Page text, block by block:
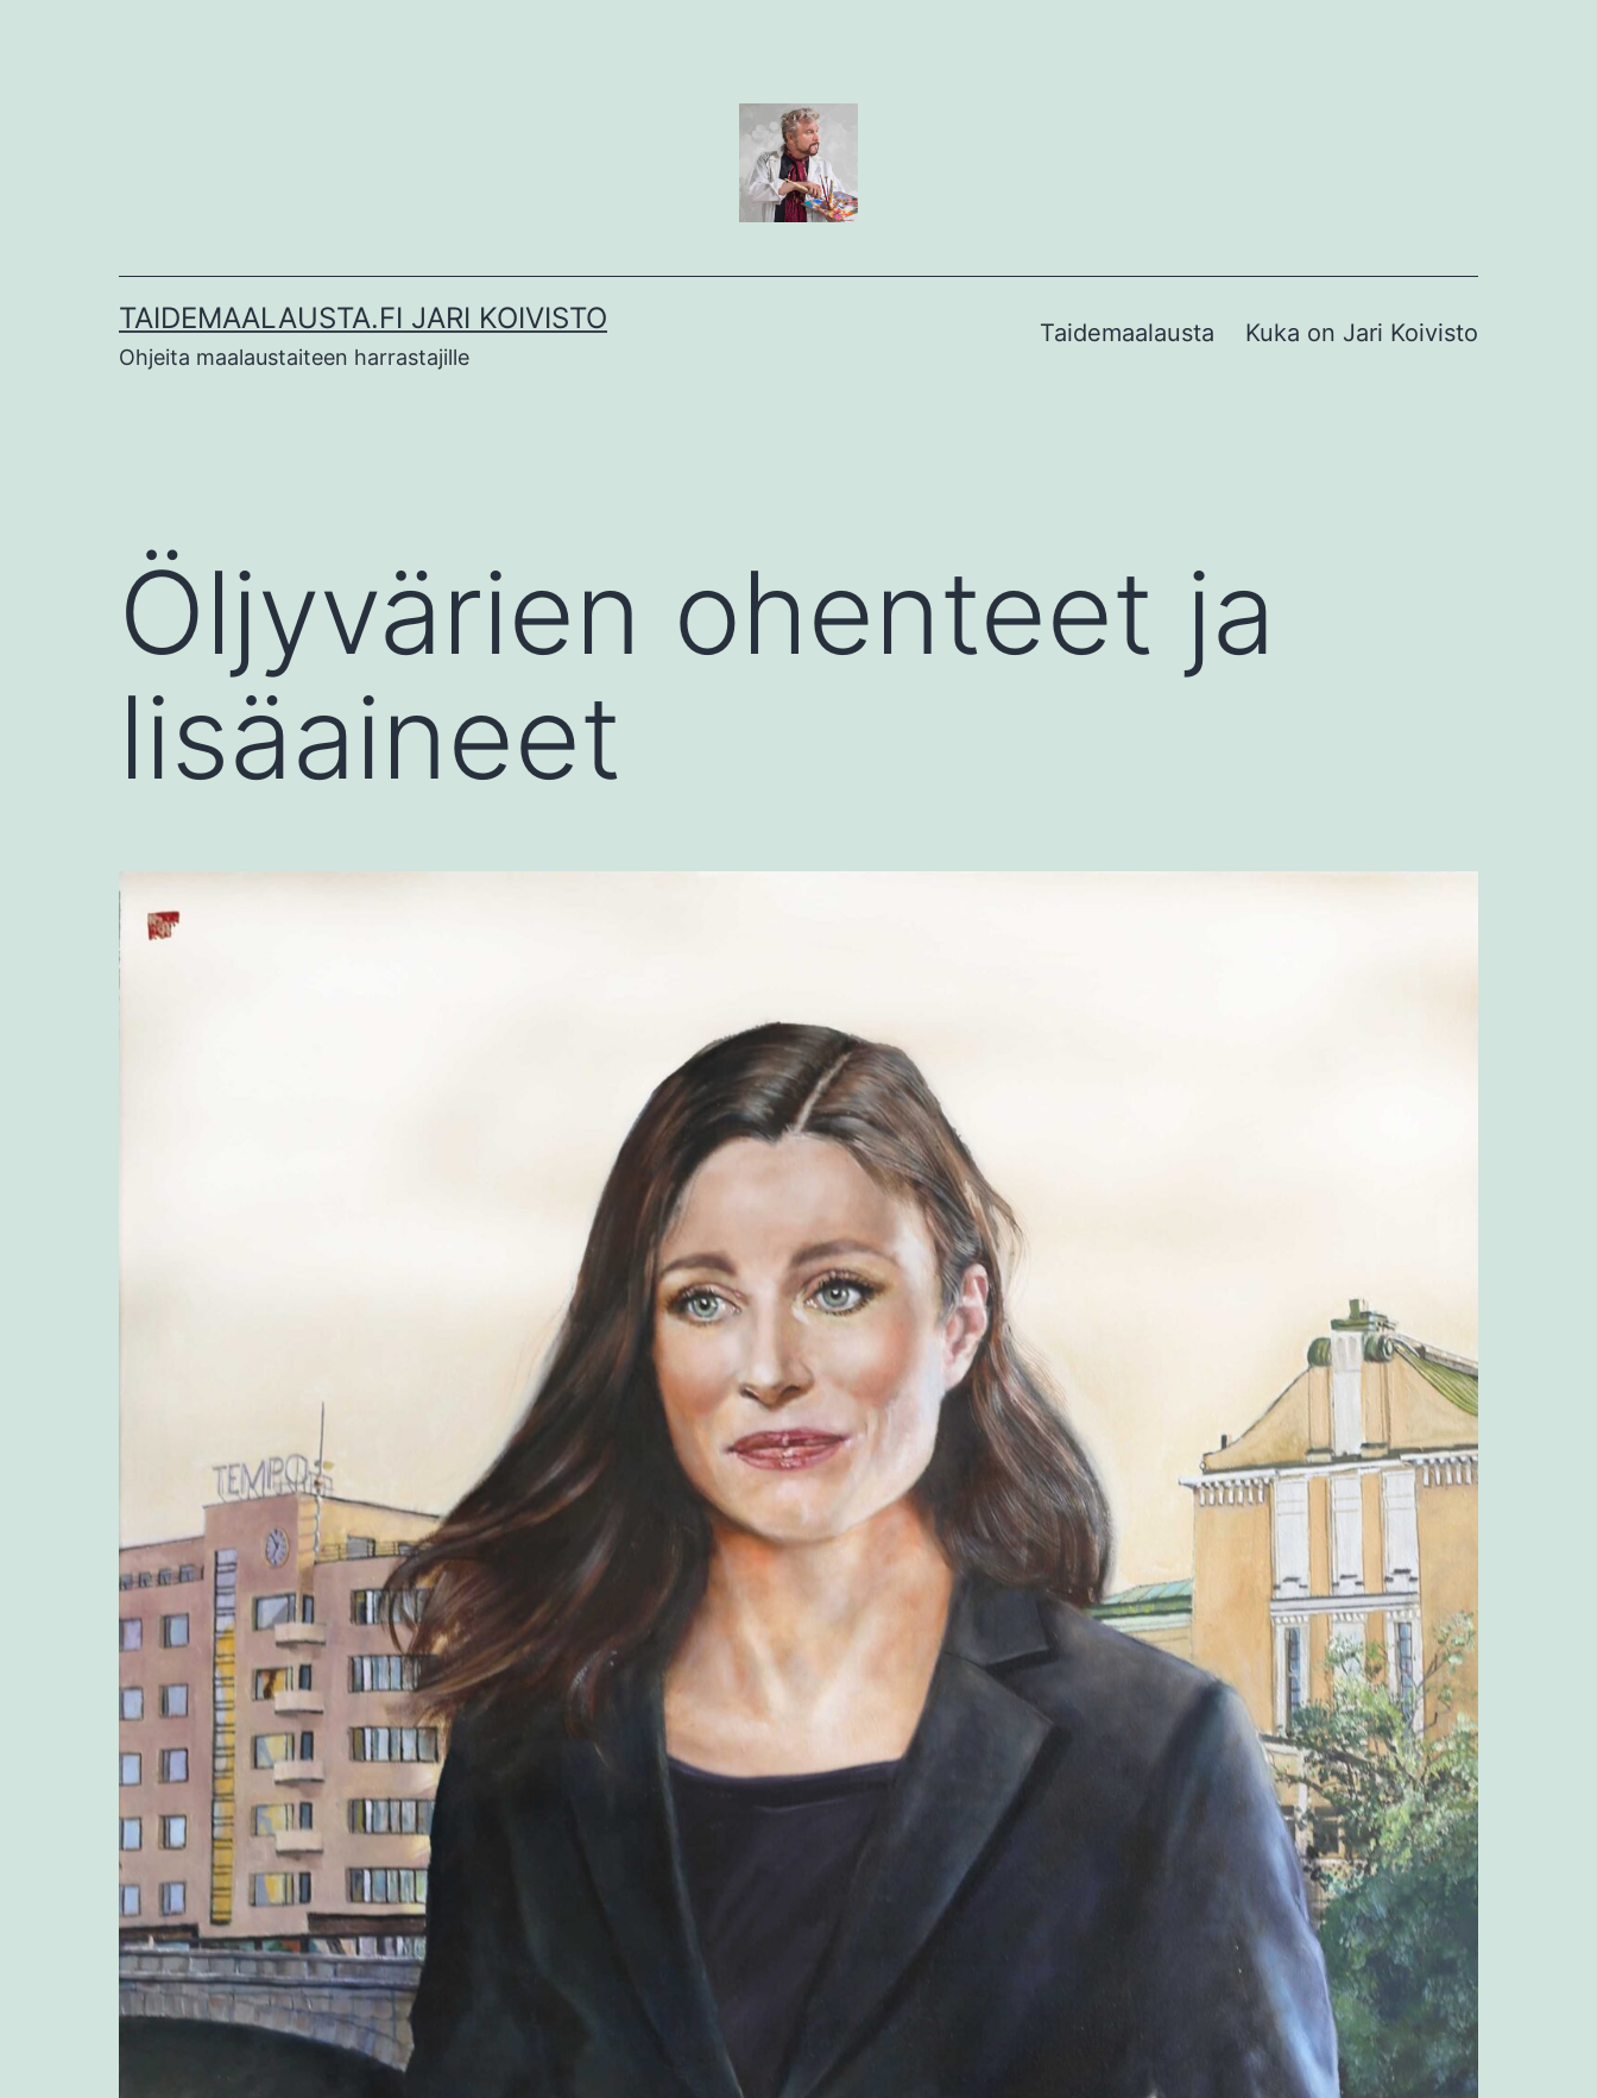
TAIDEMAALAUSTA.FI JARI KOIVISTO
Ohjeita maalaustaiteen harrastajille
Taidemaalausta Kuka on Jari Koivisto
Öljyvärien ohenteet ja
lisäaineet